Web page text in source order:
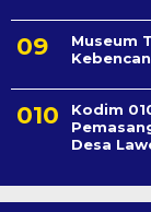
Museum
Kodim
Desa